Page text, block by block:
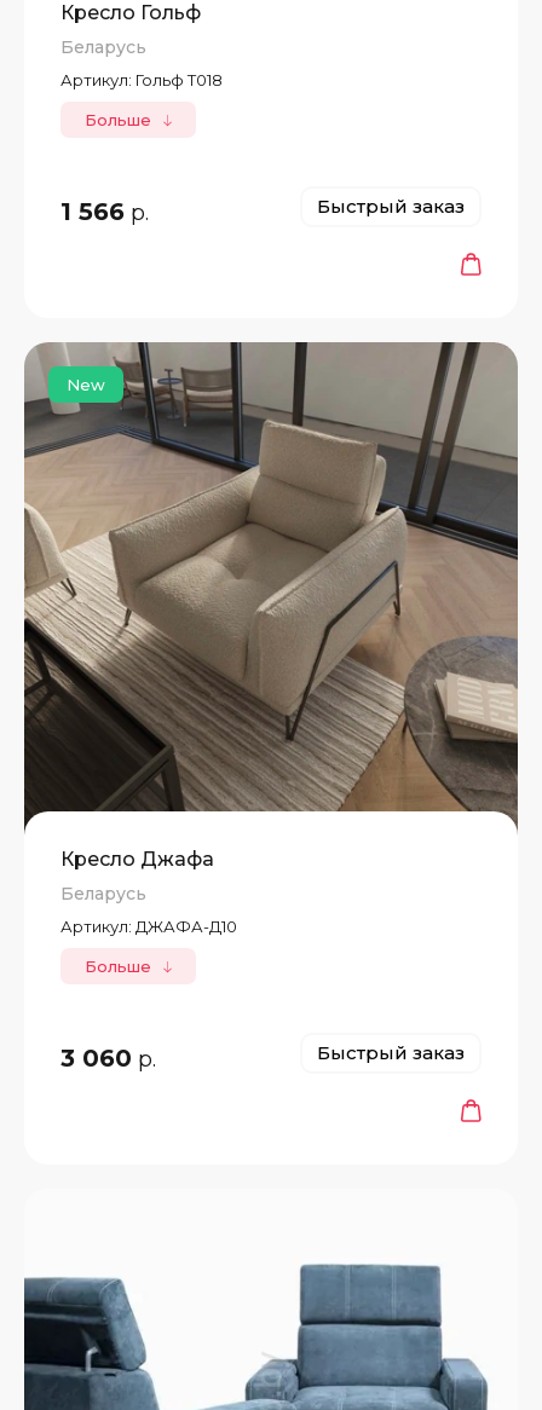
Кресло Гольф
Беларусь
Артикул: Гольф Т018
Больше
1 566 р. Быстрый заказ
New
Кресло Джафа
Беларусь
Артикул: ДЖАФА-Д10
Больше
3 060 р. Быстрый заказ